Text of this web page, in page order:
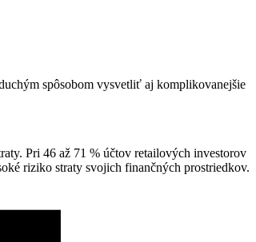
spôsobom vysvetliť aj komplikovanejšie
Pri 46 až 71 % účtov retailových investorov
riziko straty svojich finančných prostriedkov.